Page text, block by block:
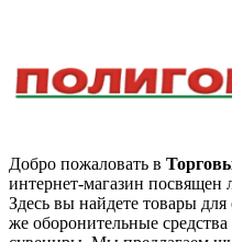
Добро пожаловать в
интернет-магазин посвящен
Здесь вы найдете товары
же оборонительные